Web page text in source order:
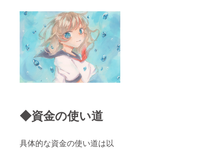
◆資金の使い道
具体的な資金の使い道は以